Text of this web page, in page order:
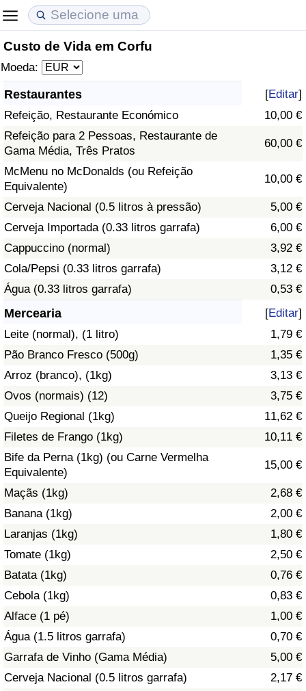
Custo de Vida em Corfu
Moeda:
Restaurantes [Editar]
Refeição, Restaurante Económico
10,00 €
Refeição para 2 Pessoas, Restaurante de
Gama Média, Três Pratos
60,00 €
McMenu no McDonalds (ou Refeição
Equivalente)
10,00 €
Cerveja Nacional (0.5 litros à pressão)
5,00 €
Cerveja Importada (0.33 litros garrafa)
6,00 €
Cappuccino (normal)
3,92 €
Cola/Pepsi (0.33 litros garrafa)
3,12 €
Água (0.33 litros garrafa)
0,53 €
Mercearia [Editar]
Leite (normal), (1 litro)
1,79 €
Pão Branco Fresco (500g)
1,35 €
Arroz (branco), (1kg)
3,13 €
Ovos (normais) (12)
3,75 €
Queijo Regional (1kg)
11,62 €
Filetes de Frango (1kg)
10,11 €
Bife da Perna (1kg) (ou Carne Vermelha
Equivalente)
15,00 €
Maçãs (1kg)
2,68 €
Banana (1kg)
2,00 €
Laranjas (1kg)
1,80 €
Tomate (1kg)
2,50 €
Batata (1kg)
0,76 €
Cebola (1kg)
0,83 €
Alface (1 pé)
1,00 €
Água (1.5 litros garrafa)
0,70 €
Garrafa de Vinho (Gama Média)
5,00 €
Cerveja Nacional (0.5 litros garrafa)
2,17 €
Custo de Vida
Indicador de Custo de Vida
Indicador de Custo de Vida Por País
em Aqaba
Preços de Imóveis
Indicador de Preços de Imóveis
Indicador de Preços de Imóveis por País
Qualidade de Vida
Indicador de Qualidade de Vida (Atual)
Índice de qualidade de vida por país
Crime
Taxa do Indicador de Crime (Atual)
Indicador de Crime
Índice de criminalidade por país
Saúde
Indicador de Saúde (Atual)
Indicador de Saúde
Indicador de Saúde por País
Poluição
Índice de poluição
Indicador de Poluição por País
Trânsito
Indicador de Trânsito
Indicador de Trânsito (Atual)